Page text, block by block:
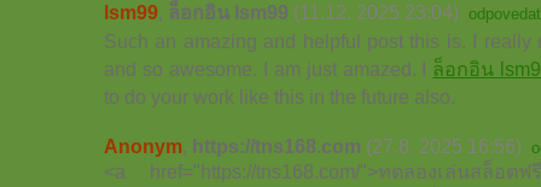
lsm99, ล็อกอิน lsm99 (11.12. 2025 23:04) odpovedať
Such an amazing and helpful post this is. I really
and so awesome. I am just amazed. I ล็อกอิน
to do your work like this in the future also.
Anonym, https://tns168.com (27.8. 2025 16:56)
<a href="https://tns168.com/">ทดลองเล่นสล็อต